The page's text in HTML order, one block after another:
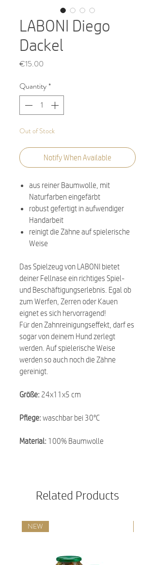
LABONI Diego
Dackel
€15.00
Quantity*
Out of Stock
Notify When Available
aus reiner Baumwolle, mit
Naturfarben eingefärbt
robust gefertigt in aufwendiger
Handarbeit
reinigt die Zähne auf spielerische
Weise
Das Spielzeug von LABONI bietet
deiner Fellnase ein richtiges Spiel-
und Beschäftigungserlebnis. Egal ob
zum Werfen, Zerren oder Kauen
eignet es sich hervorragend!
Für den Zahnreinigungseffekt, darf es
sogar von deinem Hund zerlegt
werden. Auf spielerische Weise
werden so auch noch die Zähne
gereinigt.
Größe: 24x11x5 cm
Pflege: waschbar bei 30°C
Material: 100% Baumwolle
Related Products
NEW